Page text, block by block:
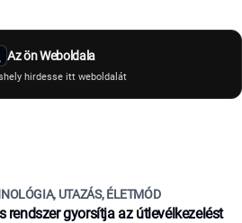
Az ön Weboldala
hirdesse itt weboldalát
UTAZÁS, ÉLETMÓD
rendszer gyorsítja az útlevélkezelést